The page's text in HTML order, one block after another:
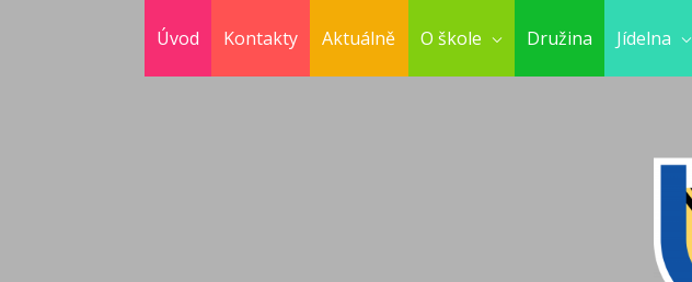
Úvod Kontakty Aktuálně O škole Družina Jídelna